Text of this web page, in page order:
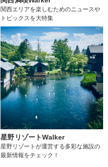
関西エリアを楽しむためのニュースや
トピックスを大特集
星野リゾートWalker
星野リゾートが運営する多彩な施設の
最新情報をチェック！